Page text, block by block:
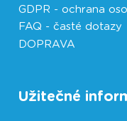
GDPR - ochrana
FAQ - časté dotazy
DOPRAVA
Užitečné